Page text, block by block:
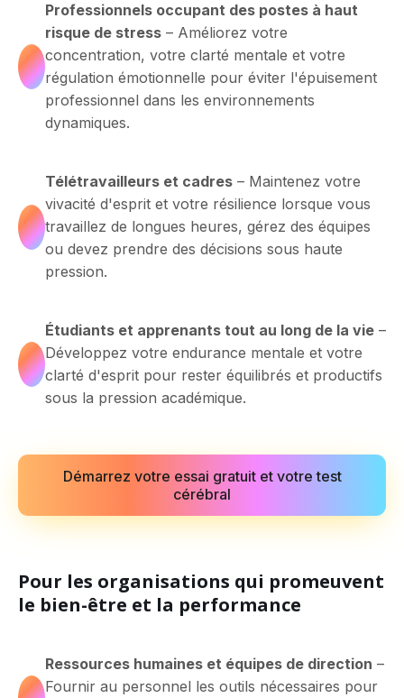
Professionnels occupant des postes à haut
risque de stress – Améliorez votre
concentration, votre clarté mentale et votre
régulation émotionnelle pour éviter l'épuisement
professionnel dans les environnements
dynamiques.
Télétravailleurs et cadres – Maintenez votre
vivacité d'esprit et votre résilience lorsque vous
travaillez de longues heures, gérez des équipes
ou devez prendre des décisions sous haute
pression.
Étudiants et apprenants tout au long de la vie –
Développez votre endurance mentale et votre
clarté d'esprit pour rester équilibrés et productifs
sous la pression académique.
Démarrez votre essai gratuit et votre test
cérébral
Pour les organisations qui promeuvent
le bien-être et la performance
Ressources humaines et équipes de direction –
Fournir au personnel les outils nécessaires pour